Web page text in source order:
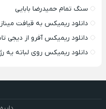
سنگ تمام حمیدرضا بابایی
دانلود ریمیکس به قیافت
دانلود ریمیکس آفرو از ديجی
دانلود ریمیکس روی لباته یه